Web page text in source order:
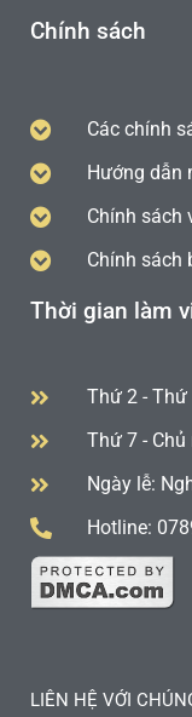
Chính sách
Các chính
Hướng dẫn
Chính sách
Chính sách
Thời gian làm
Thứ 2 - Thứ
Thứ 7 -
Ngày lễ:
Hotline:
LIÊN HỆ VỚI